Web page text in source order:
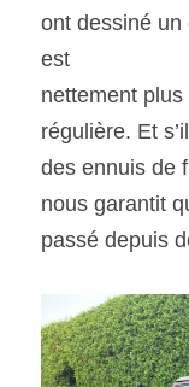
ont dessiné un
est
nettement
régulière. Et
des ennuis de
nous garantit
passé depuis